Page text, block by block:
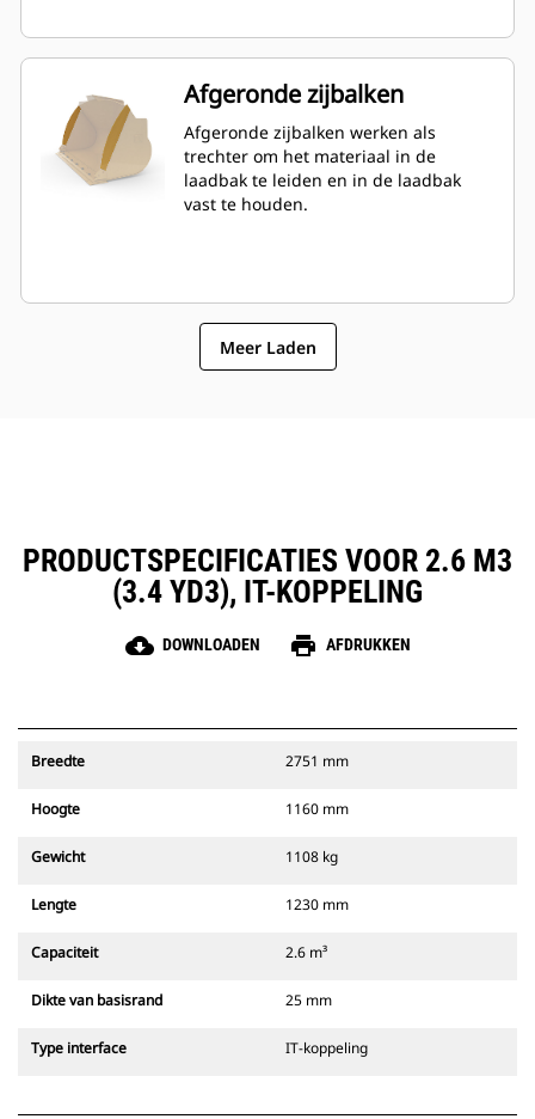
Afgeronde zijbalken
Afgeronde zijbalken werken als
trechter om het materiaal in de
laadbak te leiden en in de laadbak
vast te houden.
Meer Laden
PRODUCTSPECIFICATIES VOOR 2.6 M3
(3.4 YD3), IT-KOPPELING
cloud_download DOWNLOADEN print AFDRUKKEN
Breedte 2751 mm
Hoogte 1160 mm
Gewicht 1108 kg
Lengte 1230 mm
Capaciteit 2.6 m³
Dikte van basisrand 25 mm
Type interface IT-koppeling